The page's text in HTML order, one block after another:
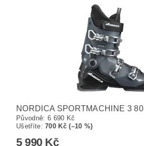
NORDICA SPORTMACHINE 3 80
Původně: 6 690 Kč
Ušetříte:700 Kč (–10 %)
5 990 Kč